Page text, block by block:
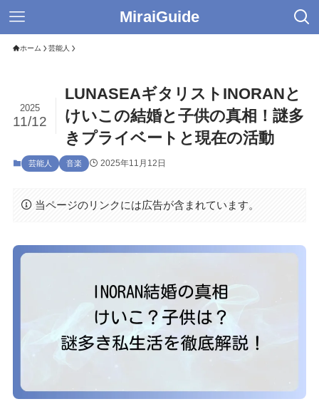
MiraiGuide
ホーム 芸能人
LUNASEAギタリストINORANと
けいこの結婚と子供の真相！謎多
きプライベートと現在の活動
2025
11/12
芸能人 音楽 2025年11月12日
当ページのリンクには広告が含まれています。